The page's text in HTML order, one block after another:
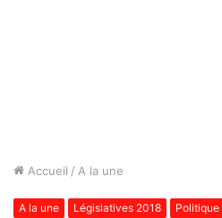
Accueil / A la une
A la une Législatives 2018 Politique